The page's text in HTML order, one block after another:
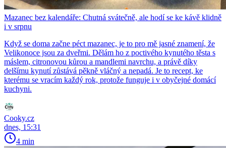
Mazanec bez kalendáře: Chutná svátečně, ale hodí se ke kávě klidně
i v srpnu
Když se doma začne péct mazanec, je to pro mě jasné znamení, že
Velikonoce jsou za dveřmi. Dělám ho z poctivého kynutého těsta s
máslem, citronovou kůrou a mandlemi navrchu, a právě díky
delšímu kynutí zůstává pěkně vláčný a nepadá. Je to recept, ke
kterému se vracím každý rok, protože funguje i v obyčejné domácí
kuchyni.
Cooky.cz
dnes, 15:31
4 min